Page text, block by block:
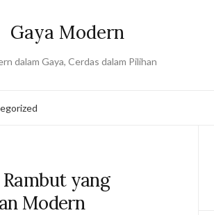
Gaya Modern
dalam Gaya, Cerdas dalam Pilihan
yang
Modern